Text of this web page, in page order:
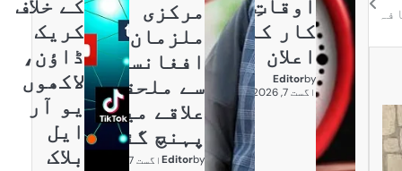
اوقاتِ
کار کا
اعلان
by
Editor
اگست 7, 2026
مرکزی
ملزمان
افغانستان
سے ملحقہ
علاقے میں
پہنچ گئے
by
Editorاگست 7, 2026
کے خلاف
کریک
ڈاؤن،
لاکھوں
یو آر
ایل
بلاک